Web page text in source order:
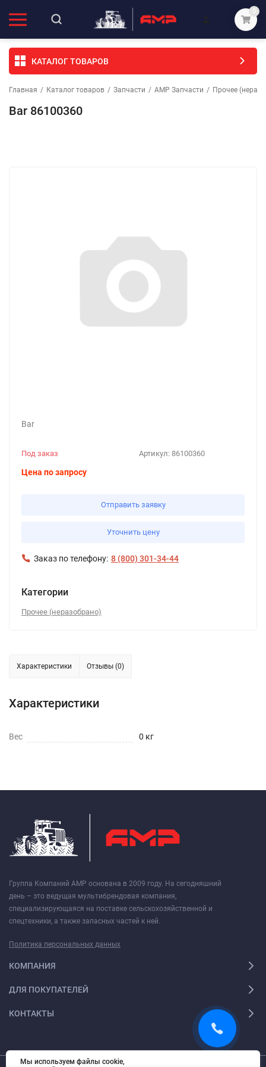
0
КАТАЛОГ ТОВАРОВ
Главная / Каталог товаров / Запчасти / АМР Запчасти / Прочее
Bar 86100360
Bar
Артикул: 86100360
Под заказ
Цена по запросу
Отправить заявку
Уточнить цену
Заказ по телефону: 8 (800) 301-34-44
Категории
Прочее (неразобрано)
Характеристики Отзывы (0)
Характеристики
Вес 0 кг
Группа Компаний АМР основана в 2009 году. На сегодняшний
день – это ведущая мультибрендовая компания,
специализирующаяся на поставке сельскохозяйственной и
спецтехники, а также запасных частей к ней.
Политика персональных данных
КОМПАНИЯ
ДЛЯ ПОКУПАТЕЛЕЙ
КОНТАКТЫ
Мы используем файлы cookie,